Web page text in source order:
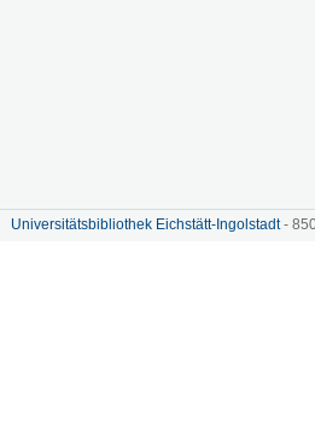
Universitätsbibliothek Eichstätt-Ingolstadt-